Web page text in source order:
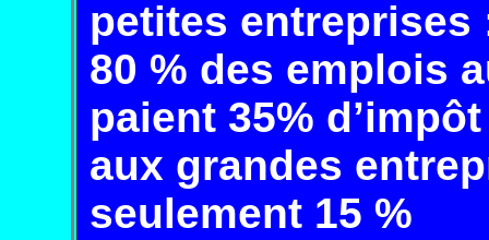
petites
80 % des emplois
paient 35%
aux grandes entre
seulement 15 %